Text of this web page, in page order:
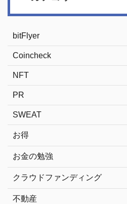
bitFlyer
Coincheck
NFT
PR
SWEAT
お得
お金の勉強
クラウドファンディング
不動産